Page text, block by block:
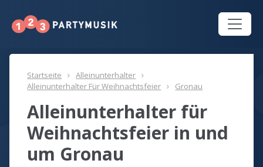
Startseite
Alleinunterhalter
Alleinunterhalter Für Weihnachtsfeier
Gronau
Alleinunterhalter für
Weihnachtsfeier in und
um Gronau